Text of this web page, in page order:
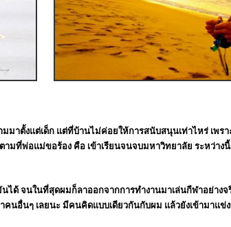
ตั้งแต่เด็ก แต่ที่บ้านไม่ค่อยให้การสนับสนุนเท่าไหร่ เพรา
มที่พ่อแม่ขอร้อง คือ เข้าเรียนจนจบมหาวิทยาลัย ระหว่าง
ด้ จนในที่สุดผมก็ลาออกจากการทำงานมาเล่นกีฬาอย่างจริ
คนอื่นๆ เลยนะ มีคนคิดแบบเดียวกันกับผม แล้วยังเข้ามาแข่